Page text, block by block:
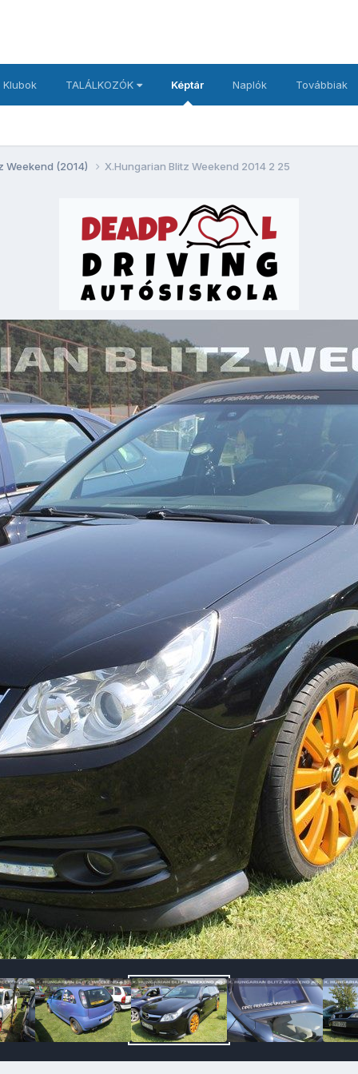
Klubok TALÁLKOZÓK Képtár Naplók Továbbiak
Weekend (2014) X.Hungarian Blitz Weekend 2014 2 25